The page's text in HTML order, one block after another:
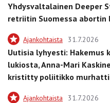
Yhdysvaltalainen Deeper
retriitin Suomessa abortin
Ajankohtaista 31.7.2026
Uutisia lyhyesti:
lukiosta, Anna-Mari
kristitty poliitikko
Ajankohtaista 31.7.2026